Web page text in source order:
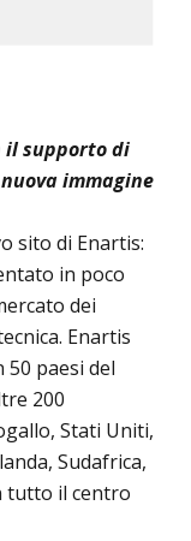
il supporto di
immagine
sito di Enartis:
in poco
dei
Enartis
paesi del
200
Stati Uniti,
Sudafrica,
tutto il centro